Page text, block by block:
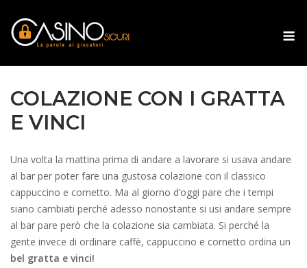
content
COLAZIONE CON I GRATTA
E VINCI
Una volta la mattina prima di andare a lavorare si usava andare
al bar per poter fare una gustosa colazione con il classico
cappuccino e cornetto. Ma al giorno d’oggi pare che i tempi
siano cambiati perché adesso nonostante si usi andare sempre
al bar pare però che la colazione sia cambiata. Si perché la
gente invece di ordinare caffè, cappuccino e cornetto ordina un
bel gratta e vinci!